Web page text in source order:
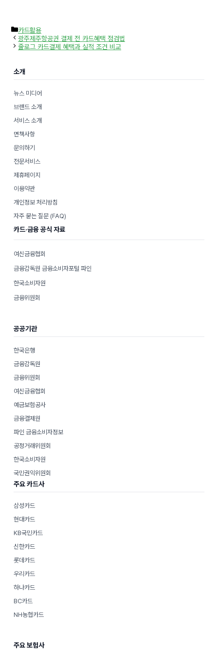
카
테
고
리
카드활용
광주제주항공권 결제 전 카드혜택 점검법
줄로그 카드결제 혜택과 실적 조건 비교
소개
뉴스 미디어
브랜드 소개
서비스 소개
면책사항
문의하기
전문서비스
제휴페이지
이용약관
개인정보 처리방침
자주 묻는 질문 (FAQ)
카드·금융 공식 자료
여신금융협회
금융감독원 금융소비자포털 파인
한국소비자원
금융위원회
공공기관
한국은행
금융감독원
금융위원회
여신금융협회
예금보험공사
금융결제원
파인 금융소비자정보
공정거래위원회
한국소비자원
국민권익위원회
주요 카드사
삼성카드
현대카드
KB국민카드
신한카드
롯데카드
우리카드
하나카드
BC카드
NH농협카드
주요 보험사